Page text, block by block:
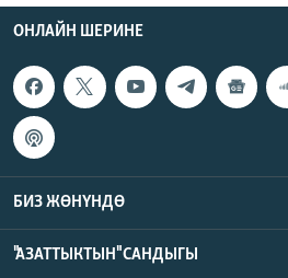
ОНЛАЙН ШЕРИНЕ
БИЗ ЖӨНҮНДӨ
"АЗАТТЫКТЫН" САНДЫГЫ